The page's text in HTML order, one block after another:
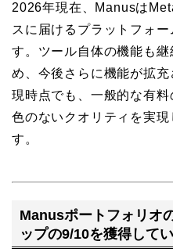
2026年現在、Manusは
スに届けるプラットフォ
す。ツール自体の機能も
め、今後さらに機能が拡充
現時点でも、一般的な有
色のないクオリティを実
す。
Manusポートフォリオ
ップの9/10を獲得して